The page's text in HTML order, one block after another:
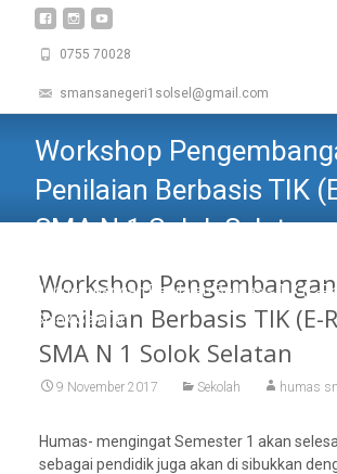
0755 70028
smansanegeri1solsel@gmail.com
Workshop
Penilaian Berbasis TIK
SMA N 1 Solok Selatan
Pengembangan Penilaian Berbasis TIK (E-
Solok Selatan
Workshop Pengembangan
Penilaian Berbasis TIK (E-
SMA N 1 Solok Selatan
9 November 2017 Sekolah humas
Humas- mengingat Semester 1 akan
sebagai pendidik juga akan di sibukkan